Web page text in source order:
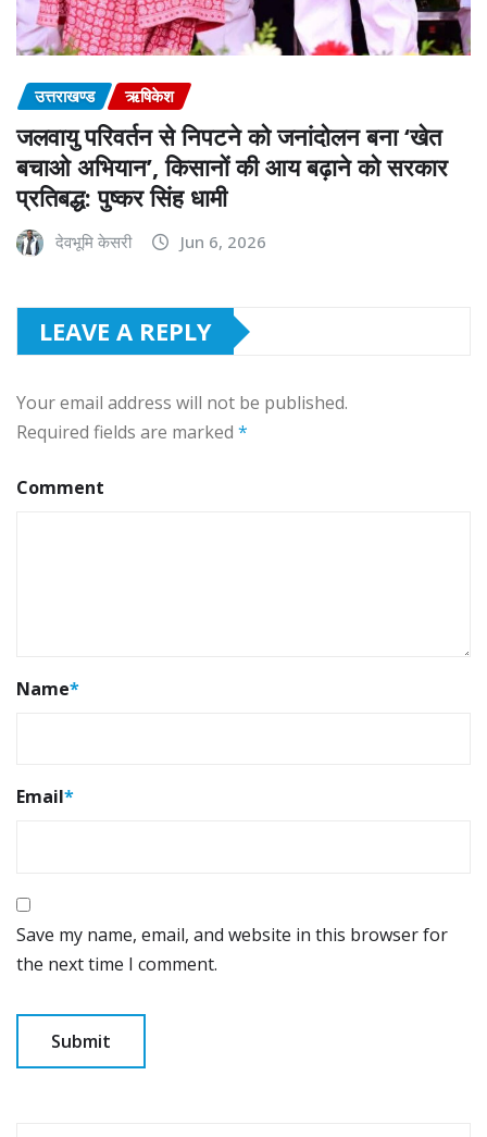
उत्तराखण्ड ऋषिकेश
जलवायु परिवर्तन से निपटने को जनांदोलन बना ‘खेत
बचाओ अभियान’, किसानों की आय बढ़ाने को सरकार
प्रतिबद्ध: पुष्कर सिंह धामी
देवभूमि केसरी Jun 6, 2026
LEAVE A REPLY
Your email address will not be published.
Required fields are marked *
Comment
Name*
Email*
Save my name, email, and website in this browser for
the next time I comment.